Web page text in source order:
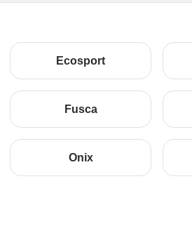
Ecosport
Fusca
Onix